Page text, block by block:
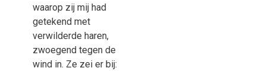
waarop zij mij had
getekend met
verwilderde haren,
zwoegend tegen de
wind in. Ze zei er bij: